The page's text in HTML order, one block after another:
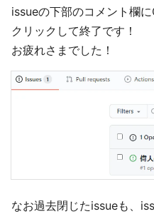
issueの下部のコメント欄
クリックして終了です！
お疲れさまでした！
なお過去閉じたissueも、